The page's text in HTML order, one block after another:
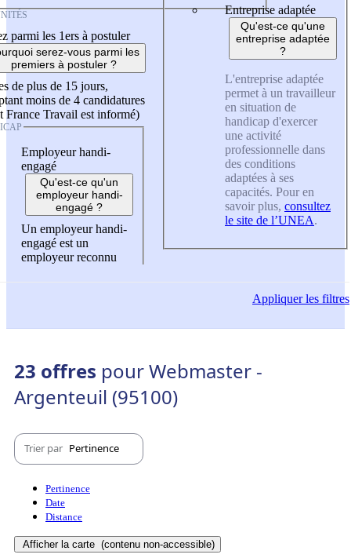
parmi les 1ers à postuler
serez-vous parmi les
premiers à postuler ?
de plus de 15 jours,
moins de 4 candidatures
France Travail est informé)
Employeur handi-
engagé
Qu'est-ce qu'un
employeur handi-
engagé ?
Un employeur handi-
engagé est un
employeur reconnu
Entreprise adaptée
Qu'est-ce qu'une
entreprise adaptée
?
L'entreprise adaptée
permet à un travailleur
en situation de
handicap d'exercer
une activité
professionnelle dans
des conditions
adaptées à ses
capacités. Pour en
savoir plus, consultez
le site de l’UNEA.
Appliquerles filtres
23 offres pour Webmaster -
Argenteuil (95100)
Trier par Pertinence
Pertinence
Date
Distance
Afficher la carte (contenu non-accessible)